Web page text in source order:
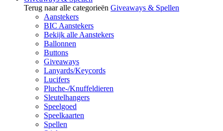
Terug naar alle categorieën Giveaways & Spellen
Aanstekers
BIC Aanstekers
Bekijk alle Aanstekers
Ballonnen
Buttons
Giveaways
Lanyards/Keycords
Lucifers
Pluche-/Knuffeldieren
Sleutelhangers
Speelgoed
Speelkaarten
Spellen